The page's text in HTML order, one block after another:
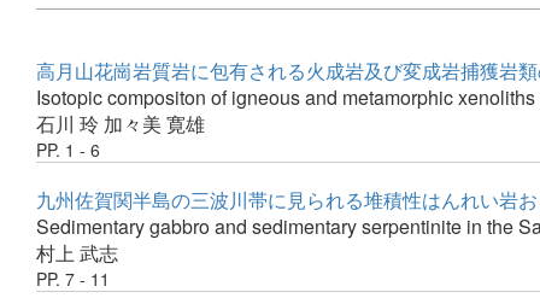
高月山花崗岩質岩に包有される火成岩及び変成岩捕獲岩
Isotopic compositon of igneous and metamorphic
石川 玲 加々美 寛雄
PP. 1 - 6
九州佐賀関半島の三波川帯に見られる堆積性はんれい岩
Sedimentary gabbro and sedimentary serpentinite in the
村上 武志
PP. 7 - 11